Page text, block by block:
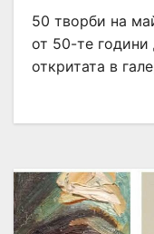
50 творби на
от 50-те години
откритата в